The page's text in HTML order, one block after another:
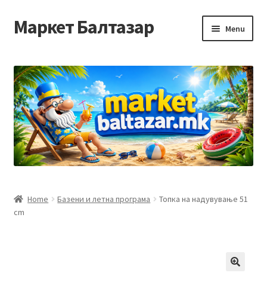
Skip
to
Skip
to
Маркет Балтазар Menu
Checkout
Homepage
Privacy Policy
Контакт
Home Базени и летна програма
Топка на надувување 51
cm